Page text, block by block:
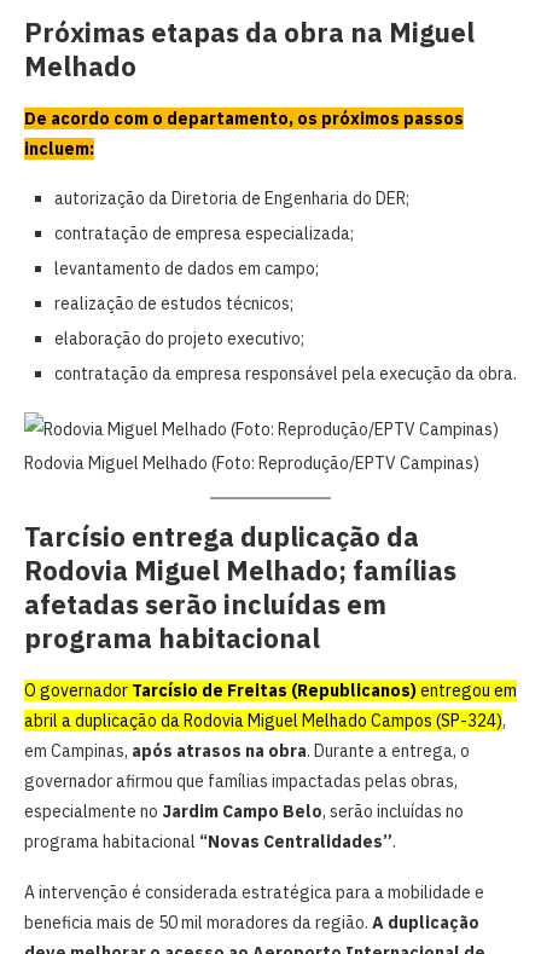
Próximas etapas da obra na Miguel
Melhado
De acordo com o departamento, os próximos passos
incluem:
autorização da Diretoria de Engenharia do DER;
contratação de empresa especializada;
levantamento de dados em campo;
realização de estudos técnicos;
elaboração do projeto executivo;
contratação da empresa responsável pela execução da obra.
Rodovia Miguel Melhado (Foto: Reprodução/EPTV Campinas)
Tarcísio entrega duplicação da
Rodovia Miguel Melhado; famílias
afetadas serão incluídas em
programa habitacional
O governador Tarcísio de Freitas (Republicanos)entregou em
abril a duplicação da Rodovia Miguel Melhado Campos (SP-324),
em Campinas, após atrasos na obra. Durante a entrega, o
governador afirmou que famílias impactadas pelas obras,
especialmente no Jardim Campo Belo, serão incluídas no
programa habitacional “Novas Centralidades”.
A intervenção é considerada estratégica para a mobilidade e
beneficia mais de 50 mil moradores da região. A duplicação